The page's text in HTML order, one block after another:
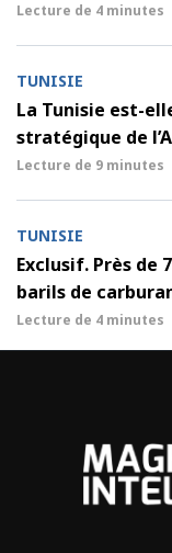
Lecture de 4 minutes
TUNISIE
La Tunisie est-
stratégique de
Lecture de 9 minutes
TUNISIE
Exclusif. Près de
barils de
Lecture de 4 minutes